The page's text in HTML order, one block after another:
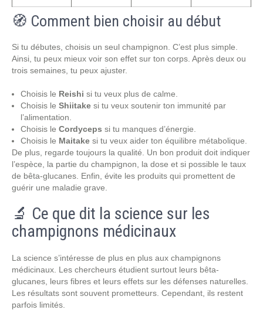
🧭 Comment bien choisir au début
Si tu débutes, choisis un seul champignon. C’est plus simple.
Ainsi, tu peux mieux voir son effet sur ton corps. Après deux ou
trois semaines, tu peux ajuster.
Choisis le Reishi si tu veux plus de calme.
Choisis le Shiitake si tu veux soutenir ton immunité par
l’alimentation.
Choisis le Cordyceps si tu manques d’énergie.
Choisis le Maitake si tu veux aider ton équilibre métabolique.
De plus, regarde toujours la qualité. Un bon produit doit indiquer
l’espèce, la partie du champignon, la dose et si possible le taux
de bêta-glucanes. Enfin, évite les produits qui promettent de
guérir une maladie grave.
🔬 Ce que dit la science sur les
champignons médicinaux
La science s’intéresse de plus en plus aux champignons
médicinaux. Les chercheurs étudient surtout leurs bêta-
glucanes, leurs fibres et leurs effets sur les défenses naturelles.
Les résultats sont souvent prometteurs. Cependant, ils restent
parfois limités.